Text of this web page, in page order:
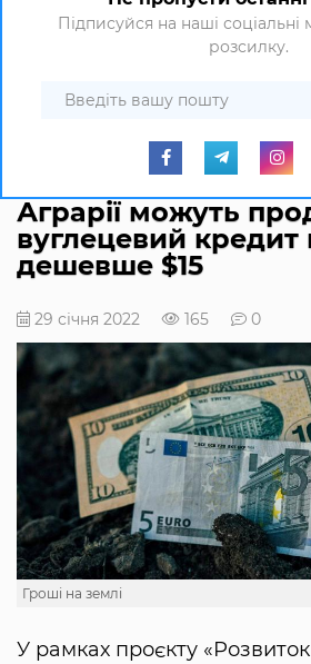
Підписуйся на наші
розсилку.
Аграрії можуть
вуглецевий кредит
дешевше $15
29 січня 2022 165 0
Гроші на землі
У рамках проєкту «Розвиток